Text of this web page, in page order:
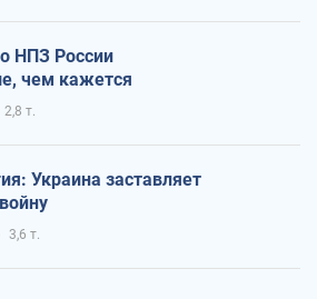
НПЗ России
чем кажется
2,8 т.
Украина заставляет
3,6 т.